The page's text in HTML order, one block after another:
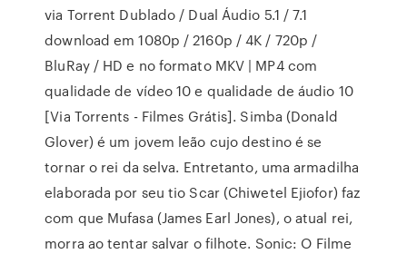
via Torrent Dublado / Dual Áudio 5.1 / 7.1
download em 1080p / 2160p / 4K / 720p /
BluRay / HD e no formato MKV | MP4 com
qualidade de vídeo 10 e qualidade de áudio 10
[Via Torrents - Filmes Grátis]. Simba (Donald
Glover) é um jovem leão cujo destino é se
tornar o rei da selva. Entretanto, uma armadilha
elaborada por seu tio Scar (Chiwetel Ejiofor) faz
com que Mufasa (James Earl Jones), o atual rei,
morra ao tentar salvar o filhote. Sonic: O Filme